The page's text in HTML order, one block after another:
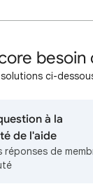
besoin
ci-
à la
de l'aide
réponses de